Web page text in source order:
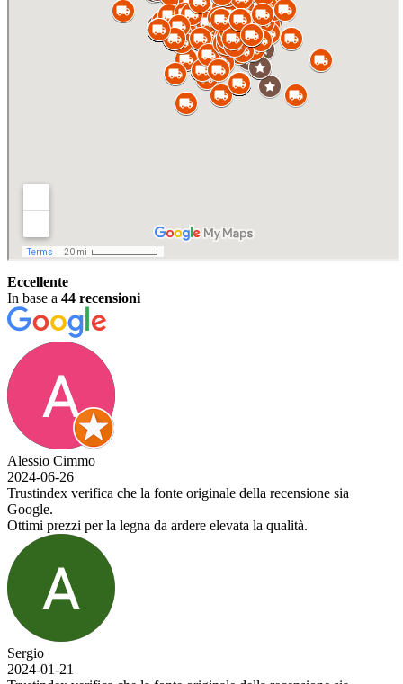
Eccellente
In base a 44 recensioni
Alessio Cimmo
2024-06-26
Trustindex verifica che la fonte originale della recensione sia
Google.
Ottimi prezzi per la legna da ardere elevata la qualità.
Sergio
2024-01-21